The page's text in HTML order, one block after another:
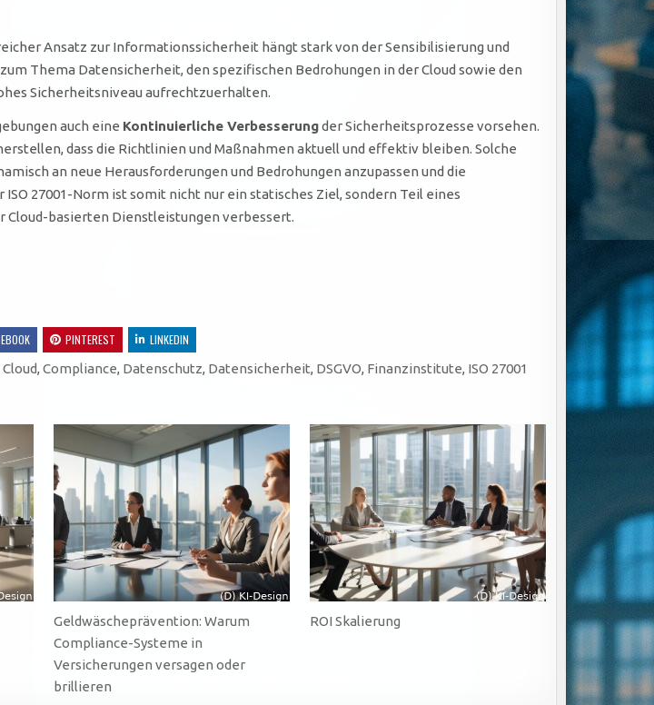
Ansatz zur Informationssicherheit hängt stark von der Sensibilisierung und
Thema Datensicherheit, den spezifischen Bedrohungen in der Cloud sowie den
Sicherheitsniveau aufrechtzuerhalten.
auch eine Kontinuierliche Verbesserungder Sicherheitsprozesse vorsehen.
dass die Richtlinien und Maßnahmen aktuell und effektiv bleiben. Solche
an neue Herausforderungen und Bedrohungen anzupassen und die
27001-Norm ist somit nicht nur ein statisches Ziel, sondern Teil eines
Cloud-basierten Dienstleistungen verbessert.
PINTEREST
LINKEDIN
Cloud, Compliance, Datenschutz, Datensicherheit, DSGVO, Finanzinstitute, ISO 27001
Geldwäscheprävention: Warum
Compliance-Systeme in
Versicherungen versagen oder
brillieren
ROI Skalierung